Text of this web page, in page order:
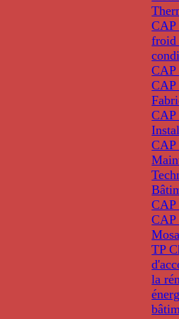
CAP
froid
CAP
CAP
CAP
CAP
CAP
CAP
TP
la